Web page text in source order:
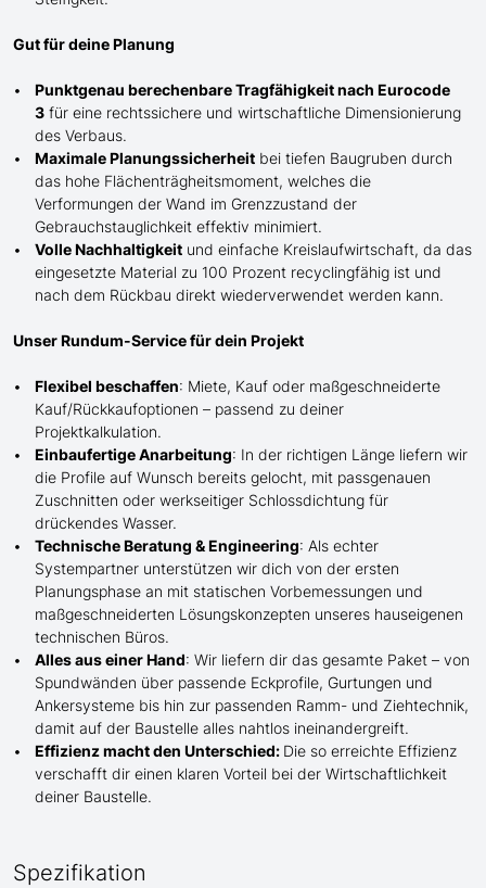
Gut für deine Planung
Punktgenau berechenbare Tragfähigkeit nach Eurocode
3 für eine rechtssichere und wirtschaftliche Dimensionierung
des Verbaus.
Maximale Planungssicherheit bei tiefen Baugruben durch
das hohe Flächenträgheitsmoment, welches die
Verformungen der Wand im Grenzzustand der
Gebrauchstauglichkeit effektiv minimiert.
Volle Nachhaltigkeit und einfache Kreislaufwirtschaft, da das
eingesetzte Material zu 100 Prozent recyclingfähig ist und
nach dem Rückbau direkt wiederverwendet werden kann.
Unser Rundum-Service für dein Projekt
Flexibel beschaffen: Miete, Kauf oder maßgeschneiderte
Kauf/Rückkaufoptionen – passend zu deiner
Projektkalkulation.
Einbaufertige Anarbeitung: In der richtigen Länge liefern wir
die Profile auf Wunsch bereits gelocht, mit passgenauen
Zuschnitten oder werkseitiger Schlossdichtung für
drückendes Wasser.
Technische Beratung & Engineering: Als echter
Systempartner unterstützen wir dich von der ersten
Planungsphase an mit statischen Vorbemessungen und
maßgeschneiderten Lösungskonzepten unseres hauseigenen
technischen Büros.
Alles aus einer Hand: Wir liefern dir das gesamte Paket – von
Spundwänden über passende Eckprofile, Gurtungen und
Ankersysteme bis hin zur passenden Ramm- und Ziehtechnik,
damit auf der Baustelle alles nahtlos ineinandergreift.
Effizienz macht den Unterschied: Die so erreichte Effizienz
verschafft dir einen klaren Vorteil bei der Wirtschaftlichkeit
deiner Baustelle.
Spezifikation